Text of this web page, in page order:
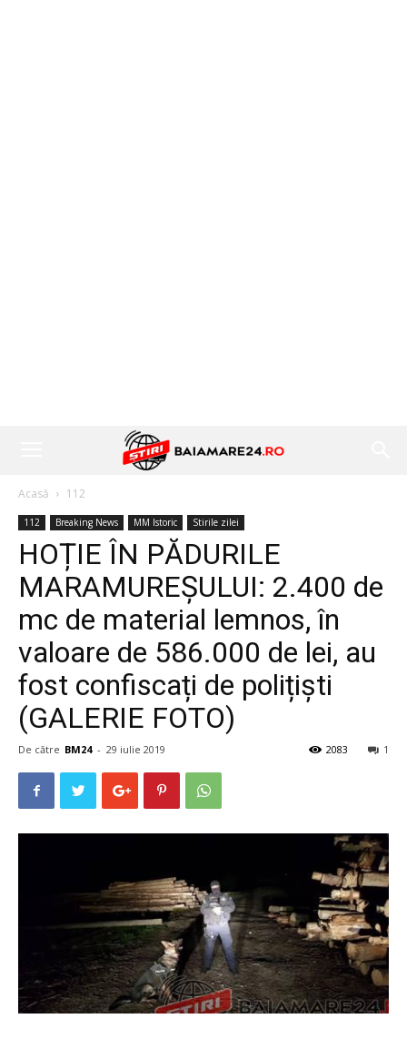
Acasă 112
112 Breaking News MM Istoric Stirile zilei
HOȚIE ÎN PĂDURILE
MARAMUREȘULUI: 2.400 de
mc de material lemnos, în
valoare de 586.000 de lei, au
fost confiscați de polițiști
(GALERIE FOTO)
De către BM24 - 29 iulie 2019 1
2083